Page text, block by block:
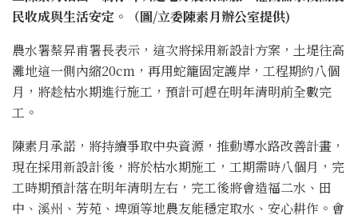
民收成與生活安定。（圖/立委陳素月辦公室提供)
農水署蔡昇甫署長表示，這次將採用新設計方案，土堤往高
灘地這一側內縮20cm，再用蛇籠固定護岸，工程期約八個
月，將趁枯水期進行施工，預計可趕在明年清明前全數完
工。
陳素月承諾，將持續爭取中央資源，推動導水路改善計畫，
現在採用新設計後，將於枯水期施工，工期需時八個月，完
工時期預計落在明年清明左右，完工後將會造福二水、田
中、溪州、芳苑、埤頭等地農友能穩定取水、安心耕作。會